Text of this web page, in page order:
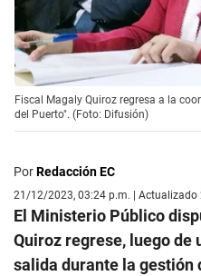
Fiscal Magaly Quiroz regresa a la
del Puerto". (Foto: Difusión)
PorRedacción EC
21/12/2023, 03:24 p.m. |
El Ministerio Público
Quiroz regrese, luego de
salida durante la gestión